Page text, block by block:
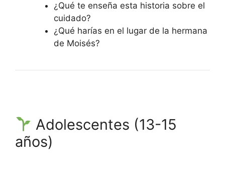
¿Qué te enseña esta historia sobre el
cuidado?
¿Qué harías en el lugar de la hermana
de Moisés?
Adolescentes (13-15
años)